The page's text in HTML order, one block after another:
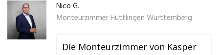
Nico G.
Monteurzimmer Hüttlingen Württemberg
Die Monteurzimmer von Kasper